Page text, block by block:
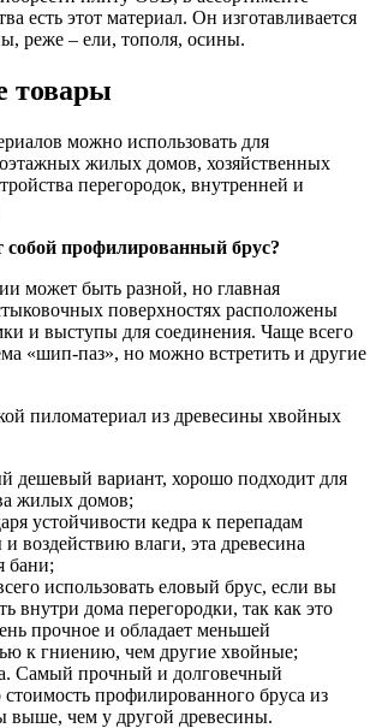
есть этот материал. Он изготавливается
реже – ели, тополя, осины.
товары
можно использовать для
жилых домов, хозяйственных
перегородок, внутренней и
собой профилированный брус?
может быть разной, но главная
поверхностях расположены
и выступы для соединения. Чаще всего
«шип-паз», но можно встретить и другие
пиломатериал из древесины хвойных
дешевый вариант, хорошо подходит для
жилых домов;
устойчивости кедра к перепадам
воздействию влаги, эта древесина
бани;
использовать еловый брус, если вы
внутри дома перегородки, так как это
прочное и обладает меньшей
к гниению, чем другие хвойные;
Самый прочный и долговечный
стоимость профилированного бруса из
выше, чем у другой древесины.